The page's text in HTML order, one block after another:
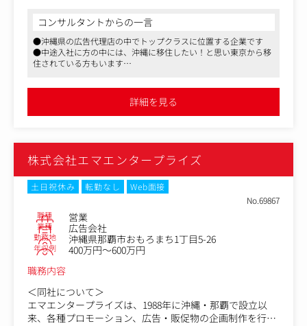
・CRM/MA/SEO/コンテンツ施策の統合提案
■運用型広告の取扱い媒体
Yahoo!検索広告、Yahoo!ディスプレイ広告（YDN）、Goog
le検索広告、Googleディスプレイ広告、Google動画広告
Instagram広告、X広告(旧Twitter広告)、TikTok広告
LINE広告、Tver広告 他
ジネスチャットはslackを活用し、媒体情報をリリースする
チャンネル・解決策を募るチャンネル・余談だけ話すため
のチャンネル等を設け、目的別にコミュニケーションを気
沖縄県の広告代理店の中でトップクラスに位置する企業で
＜お任せするお仕事について＞
・企業や団体、自治体などの広告、キャンペーン全体のク
＜クライアントについて＞
らの依頼もあります。
沖縄を中心に観光業界や地域発展にも貢献する広告を作成
しています。
業界はメーカー、通信、エネルギー、飲食、ホテル、不動
産など様々です。
＜同業他社と比較した際の同社の強み＞
一つの広告会社ではなく、クライアントのパートナーとし
て活動しています。
単なる発注業者ではなくクライアントと一心同体となり、
依頼を受けるだけでなく企業のために提案を行い、企業の
成長に貢献しています。
コンサルタントからの一言
●沖縄県の広告代理店の中でトップクラスに位置する企業です
●中途入社に方の中には、沖縄に移住したい！と思い東京から移
住されている方もいます
詳細を見る
株式会社エマエンタープライズ
土日祝休み 転勤なし
Web面接
No.69867
職種 営業
業種 広告会社
勤務地 沖縄県那覇市おもろまち1丁目5-26
年収例
400万円～600万円
職務内容
＜同社について＞
エマエンタープライズは、1988年に沖縄・那覇で設立以
来、各種プロモーション、広告・販促物の企画制作を行う